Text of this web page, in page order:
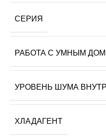
СЕРИЯ
РАБОТА С УМНЫМ
УРОВЕНЬ ШУМА
ХЛАДАГЕНТ